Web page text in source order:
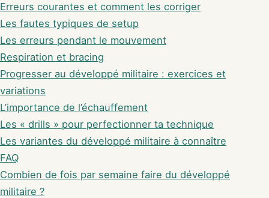
Erreurs courantes et comment les corriger
Les fautes typiques de setup
Les erreurs pendant le mouvement
Respiration et bracing
Progresser au développé militaire : exercices et
variations
L’importance de l’échauffement
Les « drills » pour perfectionner ta technique
Les variantes du développé militaire à connaître
FAQ
Combien de fois par semaine faire du développé
militaire ?